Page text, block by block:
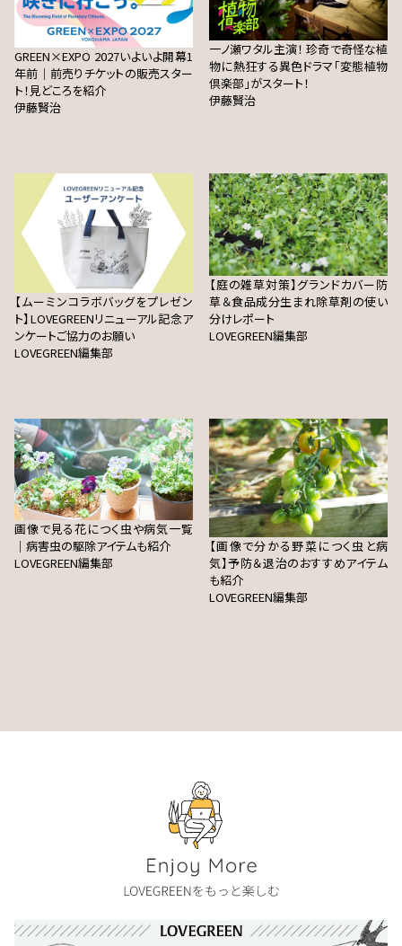
GREEN×EXPO 2027いよいよ開幕1
年前｜前売りチケットの販売スター
ト！見どころを紹介
伊藤賢治
一ノ瀬ワタル主演！ 珍奇で奇怪な植
物に熱狂する異色ドラマ「変態植物
倶楽部」がスタート！
伊藤賢治
【ムーミンコラボバッグをプレゼン
ト】LOVEGREENリニューアル記念ア
ンケートご協力のお願い
LOVEGREEN編集部
【庭の雑草対策】グランドカバー防
草＆食品成分生まれ除草剤の使い
分けレポート
LOVEGREEN編集部
画像で見る花につく虫や病気一覧
｜病害虫の駆除アイテムも紹介
LOVEGREEN編集部
【画像で分かる野菜につく虫と病
気】予防＆退治のおすすめアイテム
も紹介
LOVEGREEN編集部